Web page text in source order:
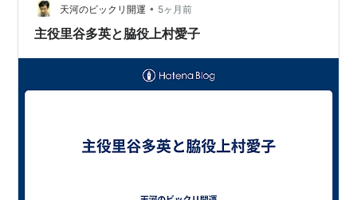
良い考えだと思ったんだが、裁判所に止められてしまっ
た。残念だ。これにくじけずに、イランのことや、グリ
天河のビックリ開運 • 5ヶ月前
主役里谷多英と脇役上村愛子